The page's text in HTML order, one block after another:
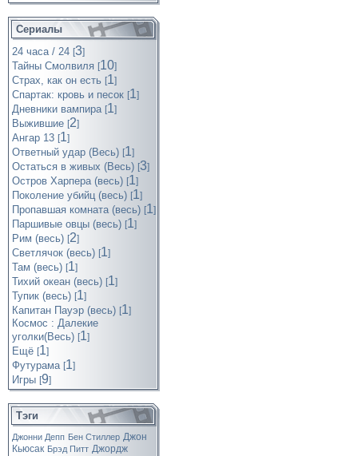
Сериалы
24 часа / 24 [3]
Тайны Смолвиля [10]
Страх, как он есть [1]
Спартак: кровь и песок [1]
Дневники вампира [1]
Выжившие [2]
Ангар 13 [1]
Ответный удар (Весь) [1]
Остаться в живых (Весь) [3]
Остров Харпера (весь) [1]
Поколение убийц (весь) [1]
Пропавшая комната (весь) [1]
Паршивые овцы (весь) [1]
Рим (весь) [2]
Светлячок (весь) [1]
Там (весь) [1]
Тихий океан (весь) [1]
Тупик (весь) [1]
Капитан Пауэр (весь) [1]
Космос : Далекие
уголки(Весь) [1]
Ещё [1]
Футурама [1]
Игры [9]
Тэги
Джонни Депп Бен Стиллер Джон
Кьюсак Брэд Питт Джордж